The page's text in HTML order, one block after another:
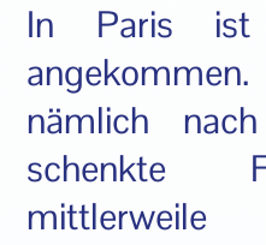
In Paris ist
nämlich
schenkte